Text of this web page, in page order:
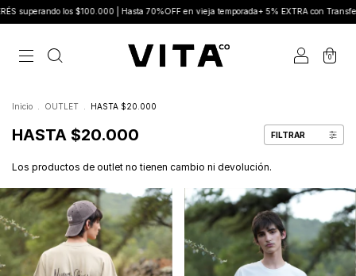
| Hasta 70%OFF en vieja temporada+ 5% EXTRA con Transferencia Nuevo
0
Inicio OUTLET HASTA $20.000
HASTA $20.000 FILTRAR
Los productos de outlet no tienen cambio ni devolución.